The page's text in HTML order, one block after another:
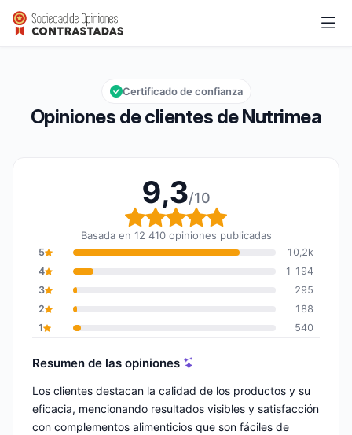
Nutrimea
Calificación global: 9,3 de 10
9,3/10
Opiniones de clientes de Nutrimea
Certificado de confianza
9,3/10
Calificación global: 9,3
Basada en 12 410 opiniones publicadas
5
10,2k
4
1 194
3
295
2
188
1
540
Resumen de las opiniones
Los clientes destacan la calidad de los productos y su
eficacia, mencionando resultados visibles y satisfacción
con complementos alimenticios que son fáciles de